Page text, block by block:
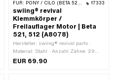
FÜR: PONY / CILO (BETA 521 & 512) 17333
swiing® revival
Klemmkörper /
Freilauflager Motor | Beta
521, 512 (A8078)
Hersteller: swiing® revival parts ·
Material: Stahl · Anzahl Zähne: 29
Stk. · Ø innen: 24 mm · Ø aussen: 32
EUR 69.90